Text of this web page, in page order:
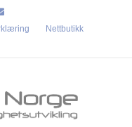
Nettbutikk